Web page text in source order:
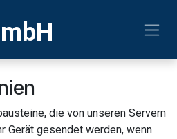
die von unseren Servern
Gerät gesendet werden, wenn